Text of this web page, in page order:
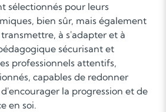
sélectionnés pour leurs
bien sûr, mais également
à s'adapter et à
sécurisant et
professionnels attentifs,
capables de redonner
la progression et de
en soi.